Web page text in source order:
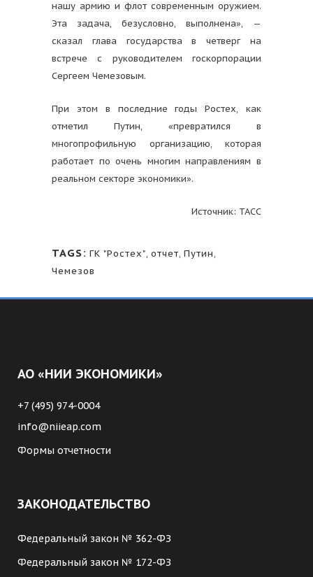
нашу армию и флот современным оружием.
Эта задача, безусловно, выполнена», —
сказал глава государства в четверг на
встрече с руководителем госкорпорации
Сергеем Чемезовым.
При этом в последние годы Ростех, как
отметил Путин, «превратился в
многопрофильную организацию, которая
работает по очень многим направлениям в
реальном секторе экономики».
Источник: ТАСС
TAGS: ГК "Ростех", отчет, Путин,
Чемезов
АО «НИИ ЭКОНОМИКИ»
+7 (495) 974-0004
info@niieap.com
Формы отчетности
ЗАКОНОДАТЕЛЬСТВО
Федеральный закон № 362-ФЗ
Федеральный закон № 172-ФЗ